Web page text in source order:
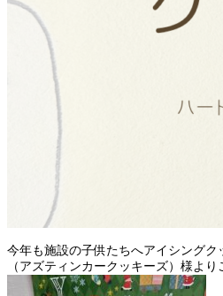
今年も施設の子供たちへアイシング
（アズティンカークッキーズ）様よ